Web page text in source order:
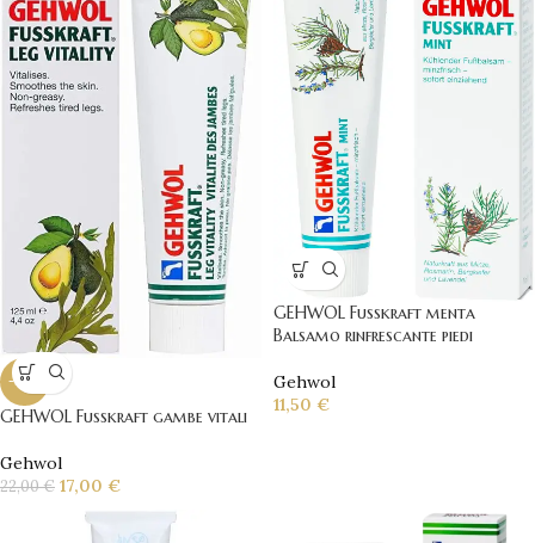
-23%
GEHWOL Fusskraft gambe vitali
Gehwol
22,00€ 17,00 €
GEHWOL Fusskraft menta
Balsamo rinfrescante piedi
Gehwol
11,50 €